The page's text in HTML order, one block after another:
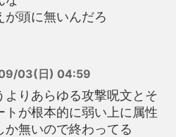
が頭に無いんだろ
03(日) 04:59
よりあらゆる攻撃呪文とそ
トが根本的に弱い上に属性
か無いので終わってる